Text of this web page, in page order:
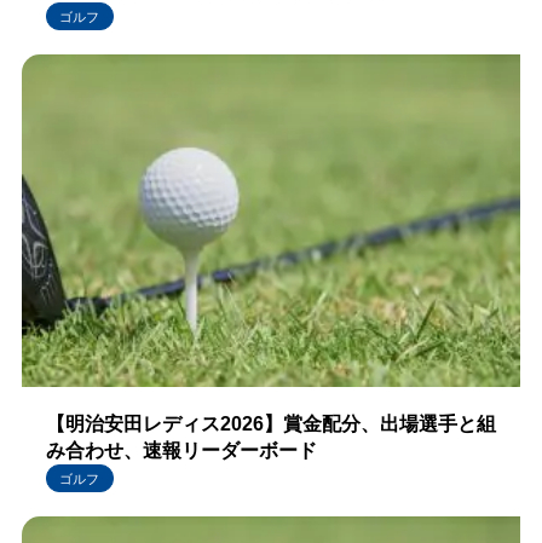
ゴルフ
【明治安田レディス2026】賞金配分、出場選手と組
み合わせ、速報リーダーボード
ゴルフ